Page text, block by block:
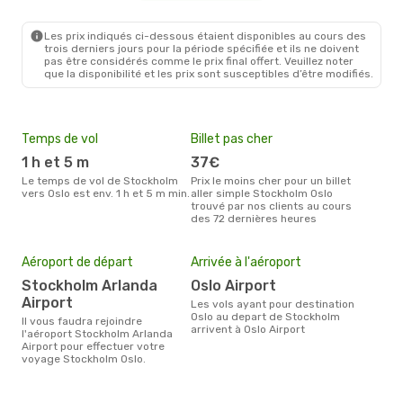
STO- OSL
Norwegian Air Sweden Direct
OSL- STO
Les prix indiqués ci-dessous étaient disponibles au cours des
trois derniers jours pour la période spécifiée et ils ne doivent
pas être considérés comme le prix final offert. Veuillez noter
que la disponibilité et les prix sont susceptibles d’être modifiés.
Temps de vol
1 h et 5 m
Le temps de vol de Stockholm
vers Oslo est env. 1 h et 5 m min.
Billet pas cher
37€
Prix le moins cher pour un billet
aller simple Stockholm Oslo
trouvé par nos clients au cours
des 72 dernières heures
Aéroport de départ
Stockholm Arlanda
Airport
Il vous faudra rejoindre
l'aéroport Stockholm Arlanda
Airport pour effectuer votre
voyage Stockholm Oslo.
Arrivée à l'aéroport
Oslo Airport
Les vols ayant pour destination
Oslo au depart de Stockholm
arrivent à Oslo Airport